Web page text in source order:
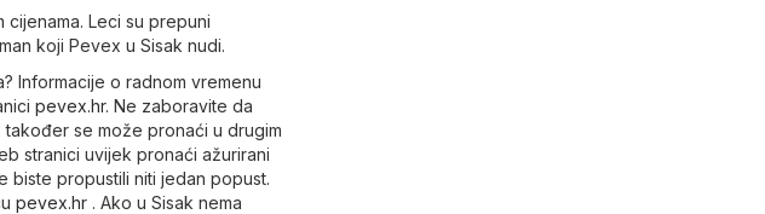
Leci su prepuni
koji Pevex u Sisak nudi.
Informacije o radnom vremenu
pevex.hr. Ne zaboravite da
se može pronaći u drugim
stranici uvijek pronaći ažurirani
biste propustili niti jedan popust.
pevex.hr . Ako u Sisak nema